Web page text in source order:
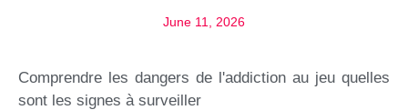
June 11, 2026
Comprendre les dangers de l'addiction au jeu quelles
sont les signes à surveiller